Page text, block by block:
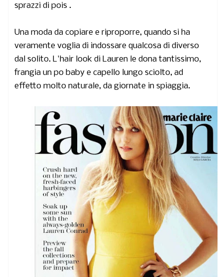
sprazzi di pois .
Una moda da copiare e riproporre, quando si ha
veramente voglia di indossare qualcosa di diverso
dal solito. L'hair look di Lauren le dona tantissimo,
frangia un po baby e capello lungo sciolto, ad
effetto molto naturale, da giornate in spiaggia.